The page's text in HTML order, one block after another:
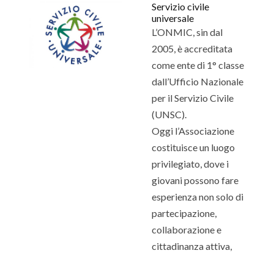
Servizio civile
universale
L’ONMIC, sin dal
2005, è accreditata
come ente di 1° classe
dall’Ufficio Nazionale
per il Servizio Civile
(UNSC).
Oggi l’Associazione
costituisce un luogo
privilegiato, dove i
giovani possono fare
esperienza non solo di
partecipazione,
collaborazione e
cittadinanza attiva,